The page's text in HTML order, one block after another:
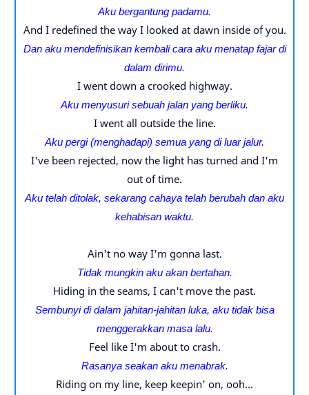
Aku bergantung padamu.
And I redefined the way I looked at dawn inside of you.
Dan aku mendefinisikan kembali cara aku menatap fajar di
dalam dirimu.
I went down a crooked highway.
Aku menyusuri sebuah jalan yang berliku.
I went all outside the line.
Aku pergi (menghadapi) semua yang di luar jalur.
I've been rejected, now the light has turned and I'm
out of time.
Aku telah ditolak, sekarang cahaya telah berubah dan aku
kehabisan waktu.
Ain't no way I'm gonna last.
Tidak mungkin aku akan bertahan.
Hiding in the seams, I can't move the past.
Sembunyi di dalam jahitan-jahitan luka, aku tidak bisa
menggerakkan masa lalu.
Feel like I'm about to crash.
Rasanya seakan aku menabrak.
Riding on my line, keep keepin' on, ooh...